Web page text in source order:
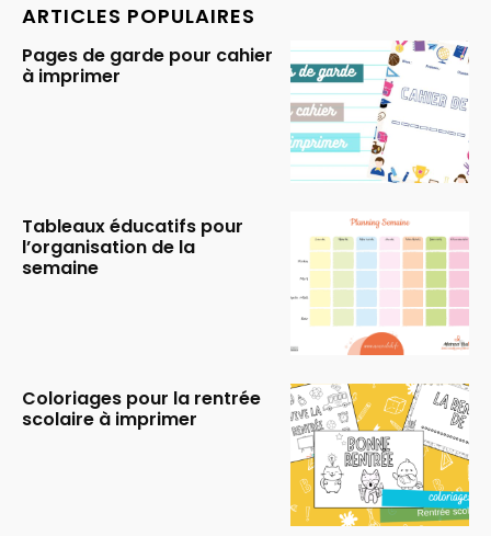
ARTICLES POPULAIRES
Pages de garde pour cahier
à imprimer
Tableaux éducatifs pour
l’organisation de la
semaine
Coloriages pour la rentrée
scolaire à imprimer